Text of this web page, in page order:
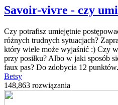
Savoir-vivre - czy
Czy potrafisz umiejętnie
różnych trudnych sytuacjach?
który wiele może wyjaśnić :) Czy
przy posiłku? Albo w jaki sposób
faux pas? Do zdobycia 12
Betsy
148,863 rozwiązania